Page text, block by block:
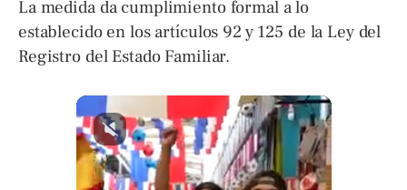
La medida da cumplimiento formal a lo
establecido en los artículos 92 y 125 de la Ley del
Registro del Estado Familiar.